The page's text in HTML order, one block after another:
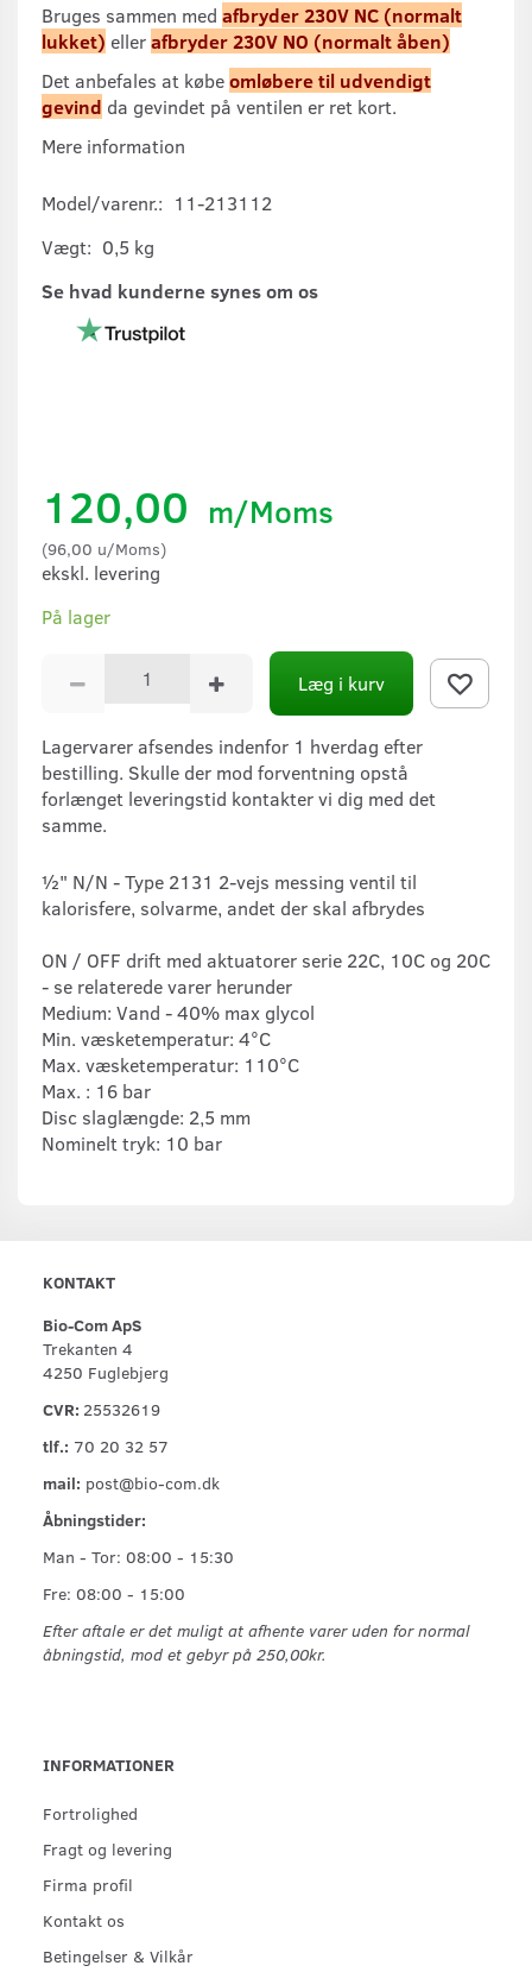
Bruges sammen med afbryder 230V NC (normalt
lukket) ellerafbryder 230V NO (normalt åben)
Det anbefales at købeomløbere til udvendigt
gevind da gevindet på ventilen er ret kort.
Mere information
Model/varenr.: 11-213112
Vægt: 0,5 kg
Se hvad kunderne synes om os
120,00 m/Moms
(96,00 u/Moms)
ekskl. levering
På lager
Læg i kurv
Lagervarer afsendes indenfor 1 hverdag efter
bestilling. Skulle der mod forventning opstå
forlænget leveringstid kontakter vi dig med det
samme.
½" N/N - Type 2131 2-vejs messing ventil til
kalorisfere, solvarme, andet der skal afbrydes
ON / OFF drift med aktuatorer serie 22C, 10C og 20C
- se relaterede varer herunder
Medium: Vand - 40% max glycol
Min. væsketemperatur: 4°C
Max. væsketemperatur: 110°C
Max. : 16 bar
Disc slaglængde: 2,5 mm
Nominelt tryk: 10 bar
KONTAKT
Bio-Com ApS
Trekanten 4
4250 Fuglebjerg
CVR: 25532619
tlf.: 70 20 32 57
mail: post@bio-com.dk
Åbningstider:
Man - Tor: 08:00 - 15:30
Fre: 08:00 - 15:00
Efter aftale er det muligt at afhente varer uden for normal
åbningstid, mod et gebyr på 250,00kr.
INFORMATIONER
Fortrolighed
Fragt og levering
Firma profil
Kontakt os
Betingelser & Vilkår